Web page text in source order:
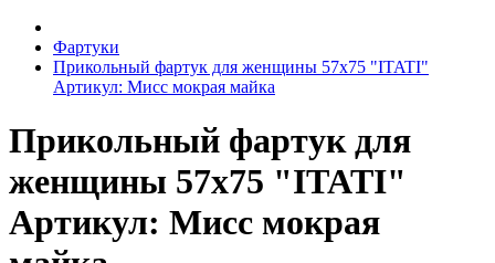
Фартуки
Прикольный фартук для женщины 57х75 "ITATI"
Артикул: Мисс мокрая майка
Прикольный фартук для
женщины 57х75 "ITATI"
Артикул: Мисс мокрая